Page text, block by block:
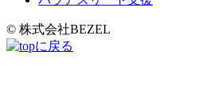
© 株式会社BEZEL